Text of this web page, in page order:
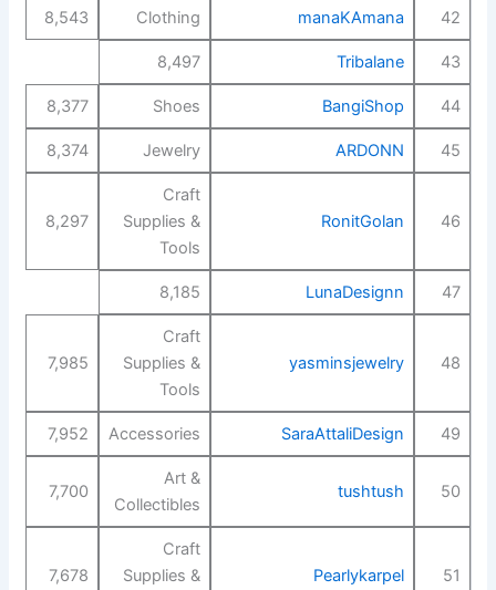
42
manaKAmana
Clothing
8,543
43
Tribalane
8,497
44
BangiShop
Shoes
8,377
45
ARDONN
Jewelry
8,374
46
RonitGolan
Craft
Supplies &
Tools
8,297
47
LunaDesignn
8,185
48
yasminsjewelry
Craft
Supplies &
Tools
7,985
49
SaraAttaliDesign
Accessories
7,952
50
tushtush
Art &
Collectibles
7,700
51
Pearlykarpel
Craft
Supplies &
7,678